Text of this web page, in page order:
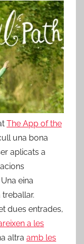
The App of the
una bona
aplicats a
eina
dues entrades,
a les
altra amb les